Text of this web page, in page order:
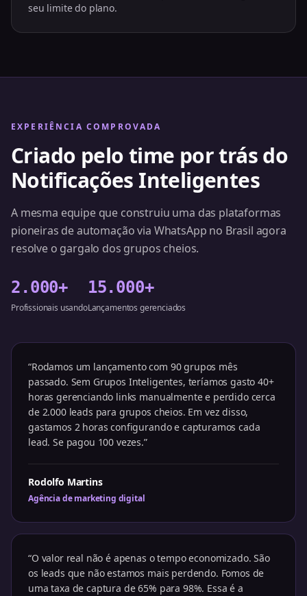
seu limite do plano.
EXPERIÊNCIA COMPROVADA
Criado pelo time por trás do
Notificações Inteligentes
A mesma equipe que construiu uma das plataformas
pioneiras de automação via WhatsApp no Brasil agora
resolve o gargalo dos grupos cheios.
2.000+
Profissionais usando
15.000+
Lançamentos gerenciados
“Rodamos um lançamento com 90 grupos mês
passado. Sem Grupos Inteligentes, teríamos gasto 40+
horas gerenciando links manualmente e perdido cerca
de 2.000 leads para grupos cheios. Em vez disso,
gastamos 2 horas configurando e capturamos cada
lead. Se pagou 100 vezes.”
Rodolfo Martins
Agência de marketing digital
“O valor real não é apenas o tempo economizado. São
os leads que não estamos mais perdendo. Fomos de
uma taxa de captura de 65% para 98%. Essa é a